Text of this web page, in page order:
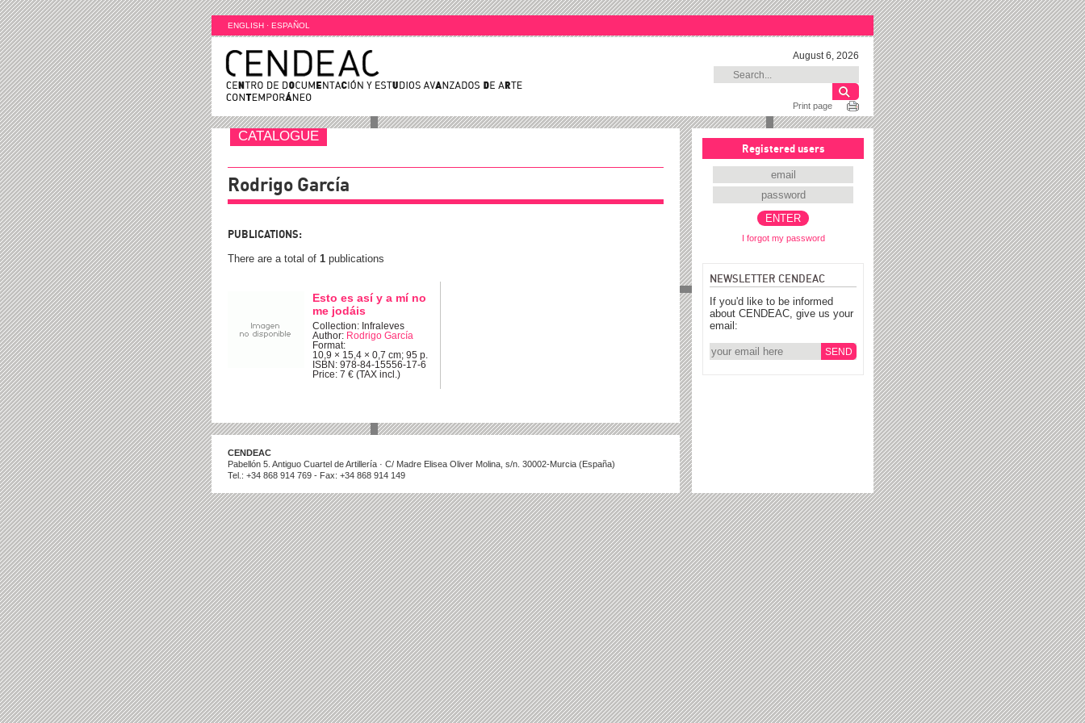
ENGLISH · ESPAÑOL
August 6, 2026
Print page
Registered users
I forgot my password
NEWSLETTER CENDEAC
If you'd like to be informed
about CENDEAC, give us your
email:
CATALOGUE
Rodrigo García
PUBLICATIONS:
There are a total of 1 publications
Esto es así y a mí no
me jodáis
Collection: Infraleves
Author: Rodrigo García
Format:
10,9 × 15,4 × 0,7 cm; 95 p.
ISBN: 978-84-15556-17-6
Price: 7 € (TAX incl.)
CENDEAC
Pabellón 5. Antiguo Cuartel de Artillería · C/ Madre Elisea Oliver Molina, s/n. 30002-Murcia (España)
Tel.: +34 868 914 769 - Fax: +34 868 914 149